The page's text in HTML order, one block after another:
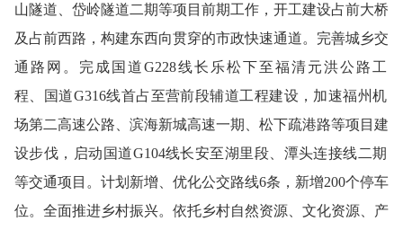
山隧道 、岱岭隧道二期等项目前期工作，开工建设占前大桥
及占前西路， 构建东西向贯穿的市政快速通道。 完善城乡交
通路网。 完成国道G228线长乐松下至福清元洪公路工
程、
国道G316线首占至营前段辅道工程建设 ， 加速福州机
场第二高速公路、滨海新城高速一期、松下疏港路等项目建
设步伐 ， 启动国道G104线长安至湖里段、潭头连接线二期
等交通项目。计划 新增 优化公交路线6条 ，新增200个停车
位。 全面推进乡村振兴。 依托乡村自然资源、文化资源、产